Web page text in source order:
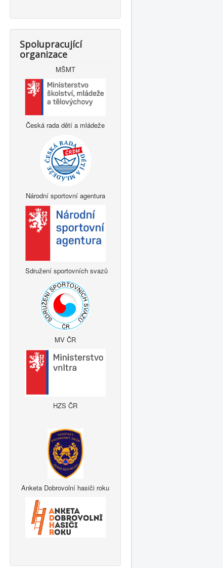
Spolupracující
organizace
MŠMT
Česká rada dětí a mládeže
Národní sportovní agentura
Sdružení sportovních svazů
MV ČR
HZS ČR
Anketa Dobrovolní hasiči roku